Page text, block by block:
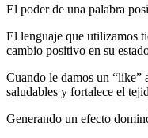
El poder de una palabra
El lenguaje que utilizamos
cambio positivo en su
Cuando le damos un “like”
saludables y fortalece el
Generando un efecto